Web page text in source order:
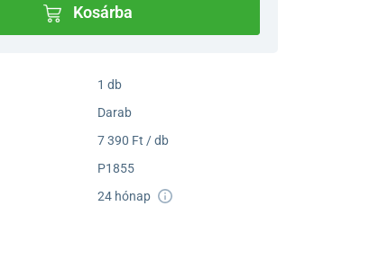
Kosárba
1 db
Darab
7 390 Ft / db
P1855
24 hónap